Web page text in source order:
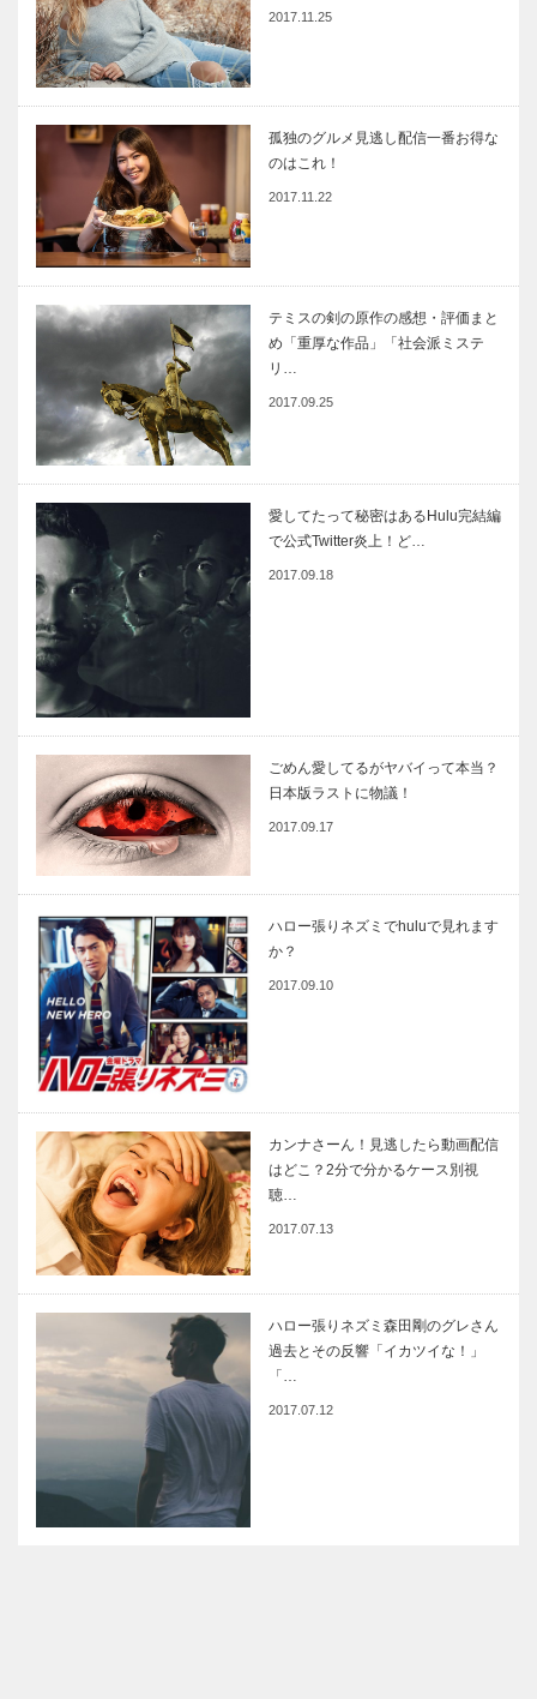
2017.11.25
孤独のグルメ見逃し配信一番お得な
のはこれ！
2017.11.22
テミスの剣の原作の感想・評価まと
め「重厚な作品」「社会派ミステ
リ…
2017.09.25
愛してたって秘密はあるHulu完結編
で公式Twitter炎上！ど…
2017.09.18
ごめん愛してるがヤバイって本当？
日本版ラストに物議！
2017.09.17
ハロー張りネズミでhuluで見れます
か？
2017.09.10
カンナさーん！見逃したら動画配信
はどこ？2分で分かるケース別視
聴…
2017.07.13
ハロー張りネズミ森田剛のグレさん
過去とその反響「イカツイな！」
「…
2017.07.12